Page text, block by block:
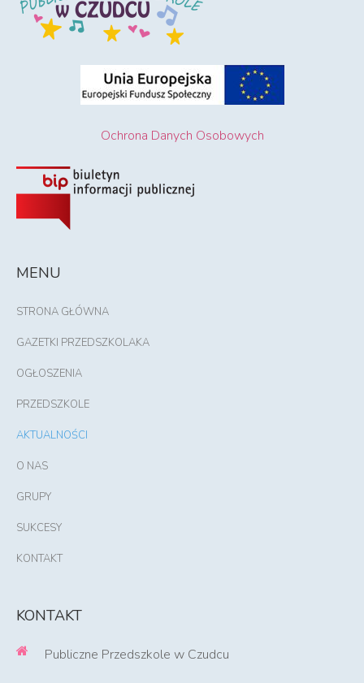
Ochrona Danych Osobowych
MENU
STRONA GŁÓWNA
GAZETKI PRZEDSZKOLAKA
OGŁOSZENIA
PRZEDSZKOLE
AKTUALNOŚCI
O NAS
GRUPY
SUKCESY
KONTAKT
KONTAKT
Publiczne Przedszkole w Czudcu